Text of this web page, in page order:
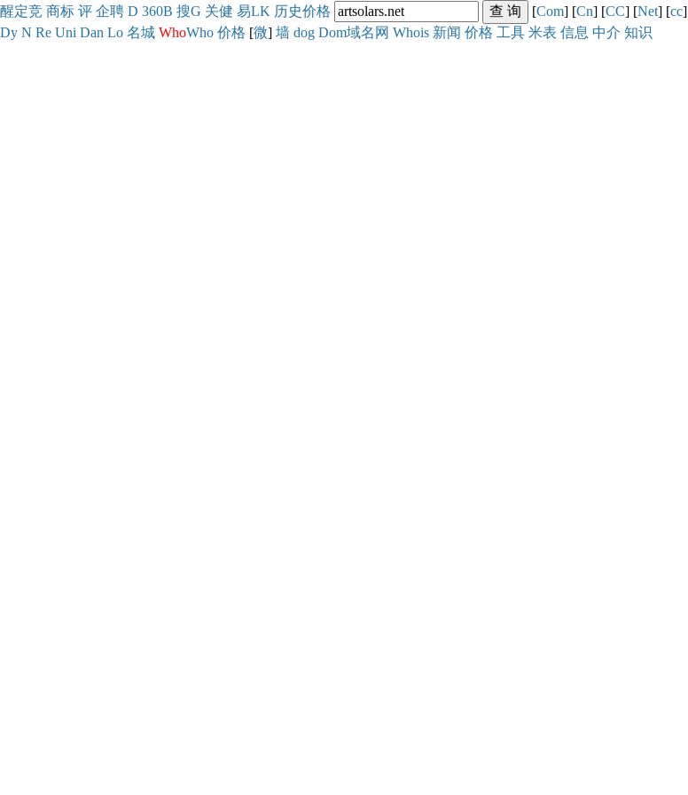
醒定竞 商标 评 企聘 D 360B 搜G 关健 易LK 历史价格 [Com] [Cn] [CC] [Net] [cc]
Dy N Re Uni Dan Lo 名城 WhoWho 价格 [微] 墙 dog Dom域名网 Whois 新闻 价格 工具 米表 信息 中介 知识